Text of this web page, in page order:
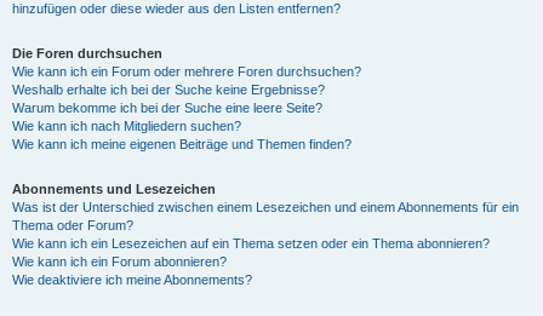
o
hinzufügen oder diese wieder aus den Listen entfernen?
Die Foren durchsuchen
Wie kann ich ein Forum oder mehrere Foren durchsuchen?
Weshalb erhalte ich bei der Suche keine Ergebnisse?
Warum bekomme ich bei der Suche eine leere Seite?
Wie kann ich nach Mitgliedern suchen?
Wie kann ich meine eigenen Beiträge und Themen finden?
Abonnements und Lesezeichen
Was ist der Unterschied zwischen einem Lesezeichen und einem Abonnements für ein
Thema oder Forum?
Wie kann ich ein Lesezeichen auf ein Thema setzen oder ein Thema abonnieren?
Wie kann ich ein Forum abonnieren?
Wie deaktiviere ich meine Abonnements?